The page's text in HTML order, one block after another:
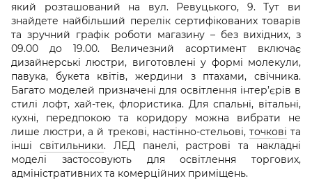
який розташований на вул. Ревуцького, 9. Тут ви
знайдете найбільший перелік сертифікованих товарів
та зручний графік роботи магазину – без вихідних, з
09.00 до 19.00. Величезний асортимент включає
дизайнерські люстри, виготовлені у формі молекули,
павука, букета квітів, жердини з птахами, свічника.
Багато моделей призначені для освітлення інтер’єрів в
стилі лофт, хай-тек, флористика. Для спальні, вітальні,
кухні, передпокою та коридору можна вибрати не
лише люстри, а й трекові, настінно-стельові, точкові та
інші світильники. ЛЕД панелі, растрові та накладні
моделі застосовують для освітлення торгових,
адміністративних та комерційних приміщень.